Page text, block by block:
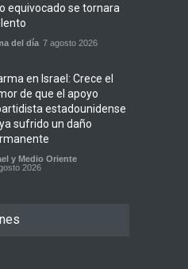
equivocado se tornara
del día 7 agosto 2026
en Israel: Crece el
de que el apoyo
estadounidense
sufrido un daño
y Medio Oriente
2026